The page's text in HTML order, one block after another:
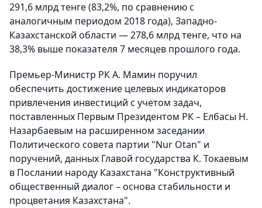
291,6 млрд тенге (83,2%, по сравнению с
аналогичным периодом 2018 года), Западно-
Казахстанской области — 278,6 млрд тенге, что на
38,3% выше показателя 7 месяцев прошлого года.
Премьер-Министр РК А. Мамин поручил
обеспечить достижение целевых индикаторов
привлечения инвестиций с учетом задач,
поставленных Первым Президентом РК – Елбасы Н.
Назарбаевым на расширенном заседании
Политического совета партии "Nur Otan" и
поручений, данных Главой государства К. Токаевым
в Послании народу Казахстана "Конструктивный
общественный диалог – основа стабильности и
процветания Казахстана".